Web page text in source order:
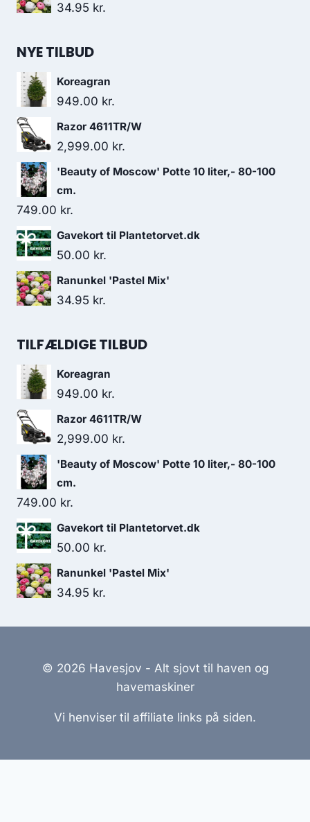
34.95 kr.
NYE TILBUD
Koreagran
949.00 kr.
Razor 4611TR/W
2,999.00 kr.
'Beauty of Moscow' Potte 10 liter,- 80-100
cm.
749.00 kr.
Gavekort til Plantetorvet.dk
50.00 kr.
Ranunkel 'Pastel Mix'
34.95 kr.
TILFÆLDIGE TILBUD
Koreagran
949.00 kr.
Razor 4611TR/W
2,999.00 kr.
'Beauty of Moscow' Potte 10 liter,- 80-100
cm.
749.00 kr.
Gavekort til Plantetorvet.dk
50.00 kr.
Ranunkel 'Pastel Mix'
34.95 kr.
© 2026 Havesjov - Alt sjovt til haven og
havemaskiner
Vi henviser til affiliate links på siden.